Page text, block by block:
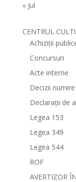
« Jul
CENTRUL
Achiziții
Concursuri
Acte interne
Decizii numire
Declarații de
Legea 153
Legea 349
Legea 544
ROF
AVERTIZOR